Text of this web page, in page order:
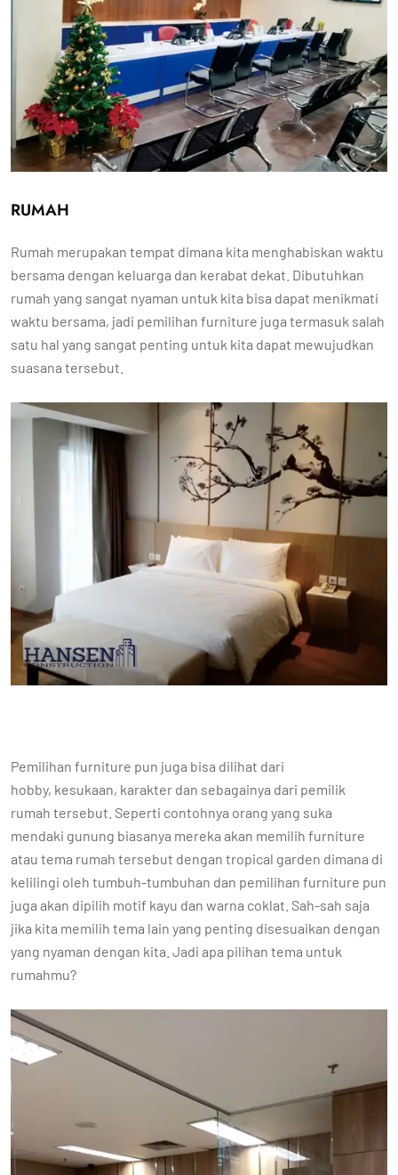
RUMAH
Rumah merupakan tempat dimana kita menghabiskan waktu
bersama dengan keluarga dan kerabat dekat. Dibutuhkan
rumah yang sangat nyaman untuk kita bisa dapat menikmati
waktu bersama, jadi pemilihan furniture juga termasuk salah
satu hal yang sangat penting untuk kita dapat mewujudkan
suasana tersebut.
Pemilihan furniture pun juga bisa dilihat dari
hobby, kesukaan, karakter dan sebagainya dari pemilik
rumah tersebut. Seperti contohnya orang yang suka
mendaki gunung biasanya mereka akan memilih furniture
atau tema rumah tersebut dengan tropical garden dimana di
kelilingi oleh tumbuh-tumbuhan dan pemilihan furniture pun
juga akan dipilih motif kayu dan warna coklat. Sah-sah saja
jika kita memilih tema lain yang penting disesuaikan dengan
yang nyaman dengan kita. Jadi apa pilihan tema untuk
rumahmu?